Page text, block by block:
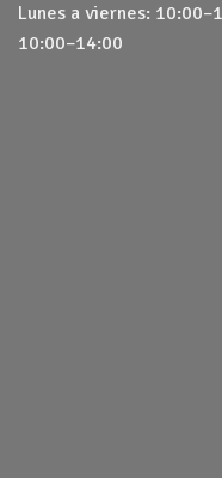
Lunes a viernes:
10:00–14:00